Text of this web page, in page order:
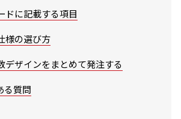
ドに記載する項目
様の選び方
デザインをまとめて発注する
る質問